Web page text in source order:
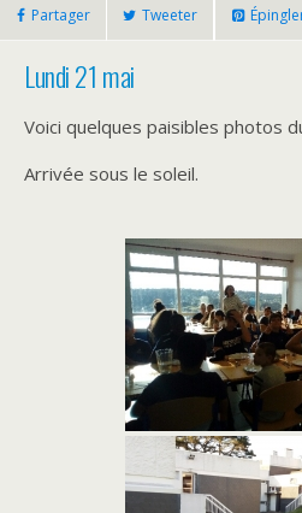
Partager Tweeter
Lundi 21 mai
Voici quelques paisibles photos
Arrivée sous le soleil.